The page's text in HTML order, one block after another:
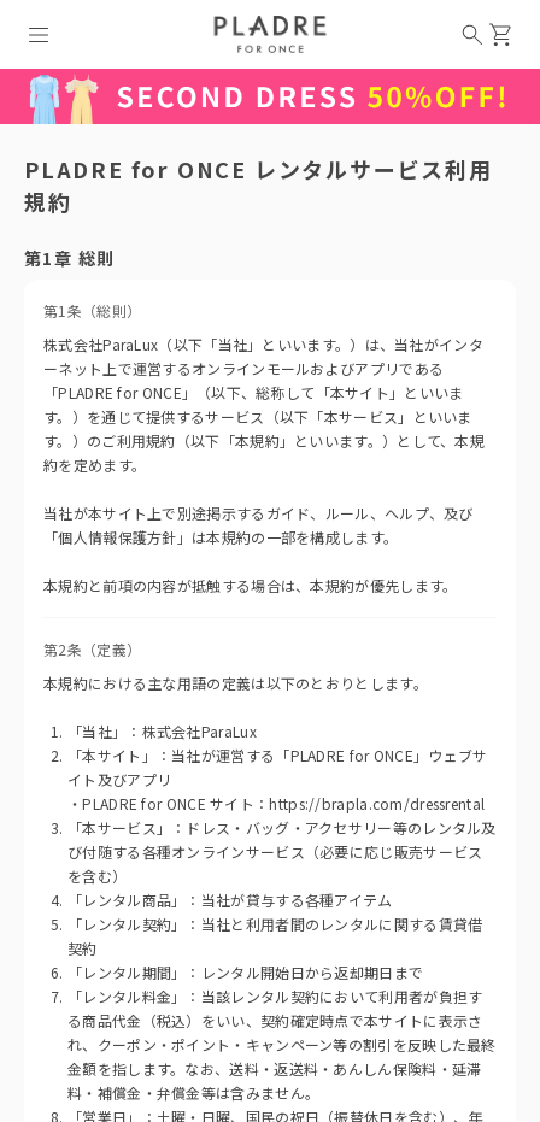
PLADRE for ONCE レンタルサービス利用
規約
第1章 総則
第1条（総則）
株式会社ParaLux（以下「当社」といいます。）は、当社がインタ
ーネット上で運営するオンラインモールおよびアプリである
「PLADRE for ONCE」（以下、総称して「本サイト」といいま
す。）を通じて提供するサービス（以下「本サービス」といいま
す。）のご利用規約（以下「本規約」といいます。）として、本規
約を定めます。
当社が本サイト上で別途掲示するガイド、ルール、ヘルプ、及び
「個人情報保護方針」は本規約の一部を構成します。
本規約と前項の内容が抵触する場合は、本規約が優先します。
第2条（定義）
本規約における主な用語の定義は以下のとおりとします。
「当社」：株式会社ParaLux
「本サイト」：当社が運営する「PLADRE for ONCE」ウェブサ
イト及びアプリ
・PLADRE for ONCE サイト：https://brapla.com/dressrental
「本サービス」：ドレス・バッグ・アクセサリー等のレンタル及
び付随する各種オンラインサービス（必要に応じ販売サービス
を含む）
「レンタル商品」：当社が貸与する各種アイテム
「レンタル契約」：当社と利用者間のレンタルに関する賃貸借
契約
「レンタル期間」：レンタル開始日から返却期日まで
「レンタル料金」：当該レンタル契約において利用者が負担す
る商品代金（税込）をいい、契約確定時点で本サイトに表示さ
れ、クーポン・ポイント・キャンペーン等の割引を反映した最終
金額を指します。なお、送料・返送料・あんしん保険料・延滞
料・補償金・弁償金等は含みません。
「営業日」：土曜・日曜、国民の祝日（振替休日を含む）、年